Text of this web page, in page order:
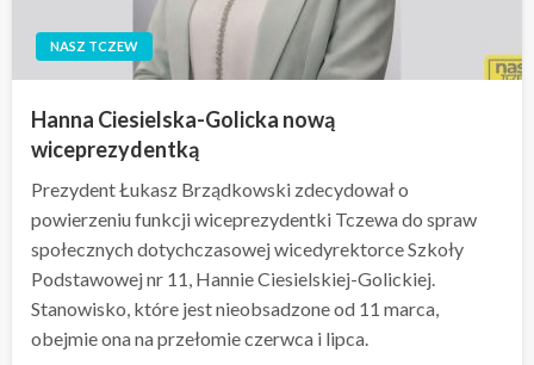
NASZ TCZEW
Hanna Ciesielska-Golicka nową
wiceprezydentką
Prezydent Łukasz Brządkowski zdecydował o
powierzeniu funkcji wiceprezydentki Tczewa do spraw
społecznych dotychczasowej wicedyrektorce Szkoły
Podstawowej nr 11, Hannie Ciesielskiej-Golickiej.
Stanowisko, które jest nieobsadzone od 11 marca,
obejmie ona na przełomie czerwca i lipca.